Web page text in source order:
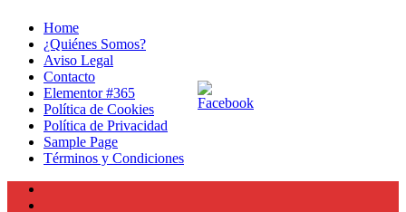
contenido
Home
¿Quiénes Somos?
Aviso Legal
Contacto
Elementor #365
Política de Cookies
Política de Privacidad
Sample Page
Términos y Condiciones